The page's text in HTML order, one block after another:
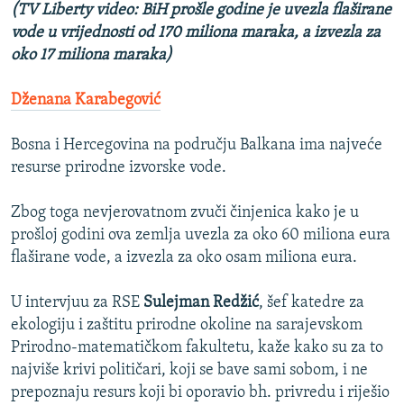
POST SCRIPTUM
MOJA EVROPA
SVE KARTE DEJTONA
NASTANAK I RASPAD JUGOSLAVIJE
(TV Liberty video: BiH prošle godine je uvezla flaširane
vode u vrijednosti od 170 miliona maraka, a izvezla za
oko 17 miliona maraka)
Dženana Karabegović
Bosna i Hercegovina na području Balkana ima najveće
resurse prirodne izvorske vode.
Zbog toga nevjerovatnom zvuči činjenica kako je u
prošloj godini ova zemlja uvezla za oko 60 miliona eura
flaširane vode, a izvezla za oko osam miliona eura.
U intervjuu za RSE Sulejman Redžić, šef katedre za
ekologiju i zaštitu prirodne okoline na sarajevskom
Prirodno-matematičkom fakultetu, kaže kako su za to
najviše krivi političari, koji se bave sami sobom, i ne
prepoznaju resurs koji bi oporavio bh. privredu i riješio